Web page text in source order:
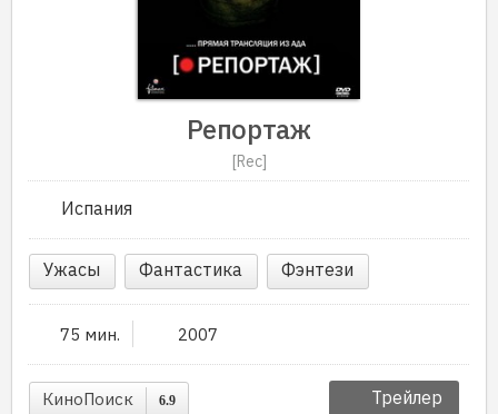
Репортаж
[Rec]
Испания
Ужасы Фантастика Фэнтези
75 мин. 2007
КиноПоиск 6.9 Трейлер